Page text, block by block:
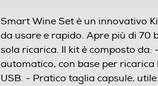
Smart Wine Set è un innovativo
da usare e rapido. Apre più di 70 bottiglie con una
sola ricarica. Il kit è composto da: - apribottiglie
automatico, con base per ricarica
USB. - Pratico taglia capsule,